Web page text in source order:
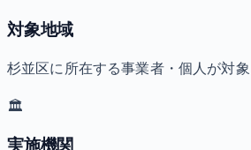
対象地域
杉並区に所在する事業者・個人が対象
🏛️
実施機関